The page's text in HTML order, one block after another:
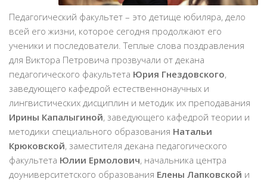
Педагогический факультет – это детище юбиляра, дело
всей его жизни, которое сегодня продолжают его
ученики и последователи. Теплые слова поздравления
для Виктора Петровича прозвучали от декана
педагогического факультета Юрия Гнездовского,
заведующего кафедрой естественнонаучных и
лингвистических дисциплин и методик их преподавания
Ирины Капалыгиной, заведующего кафедрой теории и
методики специального образования Натальи
Крюковской, заместителя декана педагогического
факультета Юлии Ермолович, начальника центра
доуниверситетского образования Елены Лапковской и